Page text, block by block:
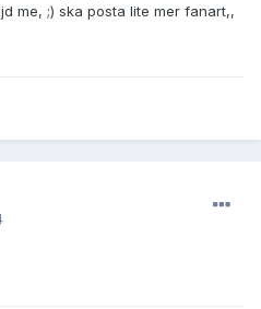
me, ;) ska posta lite mer fanart,,